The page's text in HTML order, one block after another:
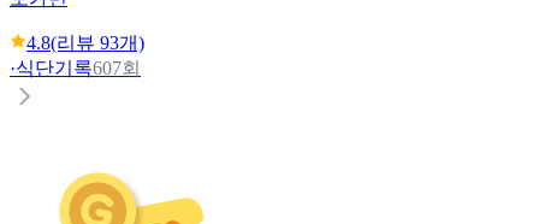
4.8(리뷰 93개)
·식단기록607회